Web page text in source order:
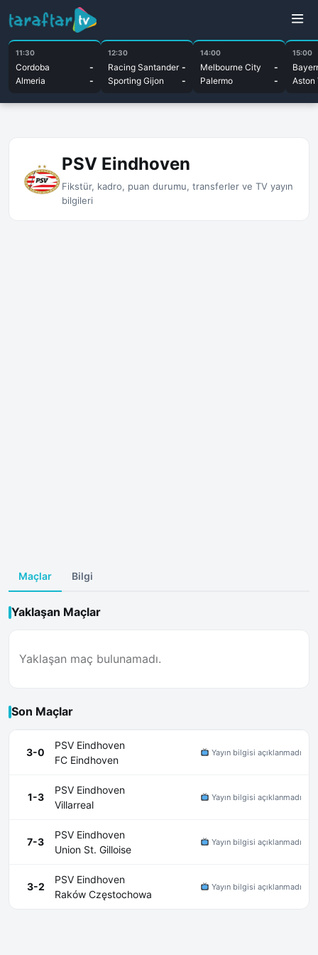
11:30
Cordoba
-
Almeria
-
12:30
Racing Santander -
Sporting Gijon
-
14:00
Melbourne City
-
Palermo
-
15:00
Aston
PSV Eindhoven
Fikstür, kadro, puan durumu, transferler ve TV yayın
bilgileri
Maçlar Bilgi
Yaklaşan Maçlar
Yaklaşan maç bulunamadı.
Son Maçlar
3-0
PSV Eindhoven
FC Eindhoven
Yayın bilgisi açıklanmadı
1-3
PSV Eindhoven
Villarreal
Yayın bilgisi açıklanmadı
7-3
PSV Eindhoven
Union St. Gilloise
Yayın bilgisi açıklanmadı
3-2
PSV Eindhoven
Raków Częstochowa
Yayın bilgisi açıklanmadı